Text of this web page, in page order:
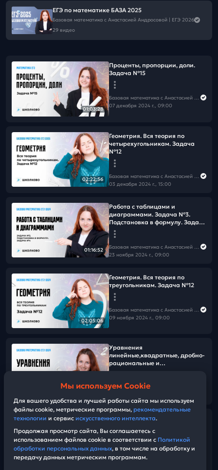
ЕГЭ по математике БАЗА 2025
Базовая математика с Анастасией Андросовой | ЕГЭ 2026
29 видео
01:03:28
Проценты, пропорции, доли.
Задача №15
Базовая математика с Анастасией Андросовой | ЕГЭ 2026
07 декабря 2024 г., 09:00
02:22:56
Геометрия. Вся теория по
четырехугольникам. Задача
№12
Базовая математика с Анастасией Андросовой | ЕГЭ 2026
03 декабря 2024 г., 15:00
01:16:52
Работа с таблицами и
диаграммами. Задача №3.
Подстановка в формулу. Задача
№4
Базовая математика с Анастасией Андросовой | ЕГЭ 2026
23 ноября 2024 г., 09:00
02:05:06
Геометрия. Вся теория по
треугольникам. Задача №12
Базовая математика с Анастасией Андросовой | ЕГЭ 2026
09 ноября 2024 г., 09:00
01:50:00
Уравнения
линейные,квадратные, дробно-
рациональные и
01:23:30
Задачи на округление в
Единицы измерения длины и
массы. Задача №1 и №2
Мы используем Cookie
Для вашего удобства и лучшей работы сайта мы используем
файлы cookie, метрические программы, рекомендательные
технологии и сервис искусственного интеллекта.
Продолжая просмотр сайта, Вы соглашаетесь с
использованием файлов cookie в соответствии с Политикой
обработки персональных данных, в том числе на обработку и
передачу данных метрическим программам.